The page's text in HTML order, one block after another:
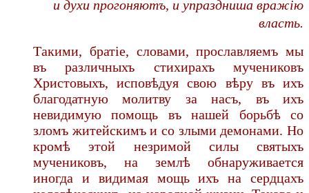
и духи прогоняютъ, и упраздниша вражію
власть.
Такими, братіе, словами, прославляемъ мы
въ различныхъ стихирахъ мучениковъ
Христовыхъ, исповѣдуя свою вѣру въ ихъ
благодатную молитву за насъ, въ ихъ
невидимую помощь въ нашей борьбѣ со
зломъ житейскимъ и со злыми демонами. Но
кромѣ этой незримой силы святыхъ
мучениковъ, на землѣ обнаруживается
иногда и видимая мощь ихъ на сердцахъ